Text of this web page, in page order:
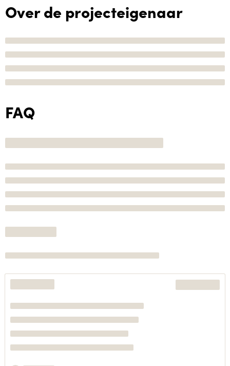
Over de projecteigenaar
FAQ